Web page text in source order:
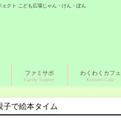
クト こども広場じゃん・けん・ぽん
ファミサポ
Family Support
わくわくカフェ
Kodomo Cafe
子で絵本タイム